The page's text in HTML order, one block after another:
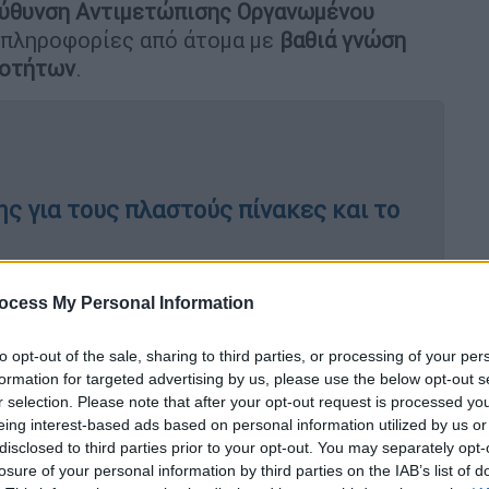
My Personal Information
opt-out of the sale, sharing to third parties, or processing of your
for targeted advertising by us, please use the below opt-out
selection. Please note that after your opt-out request is processed
interest-based ads based on personal information utilized by us
to third parties prior to your opt-out. You may separately
of your personal information by third parties on the IAB’s list of
Αντιμετώπισης Οργανωμένου
από άτομα με βαθιά γνώση
.
για τους πλαστούς πίνακες και το
της γκαλερί στο Κολωνάκι: Το
με την Αστυνομία και στη συνέχεια